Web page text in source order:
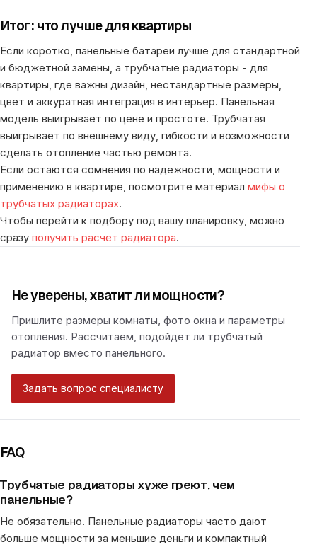
Итог: что лучше для квартиры
Если коротко, панельные батареи лучше для стандартной
и бюджетной замены, а трубчатые радиаторы - для
квартиры, где важны дизайн, нестандартные размеры,
цвет и аккуратная интеграция в интерьер. Панельная
модель выигрывает по цене и простоте. Трубчатая
выигрывает по внешнему виду, гибкости и возможности
сделать отопление частью ремонта.
Если остаются сомнения по надежности, мощности и
применению в квартире, посмотрите материал мифы о
трубчатых радиаторах.
Чтобы перейти к подбору под вашу планировку, можно
сразу получить расчет радиатора.
Не уверены, хватит ли мощности?
Пришлите размеры комнаты, фото окна и параметры
отопления. Рассчитаем, подойдет ли трубчатый
радиатор вместо панельного.
Задать вопрос специалисту
FAQ
Трубчатые радиаторы хуже греют, чем
панельные?
Не обязательно. Панельные радиаторы часто дают
больше мощности за меньшие деньги и компактный